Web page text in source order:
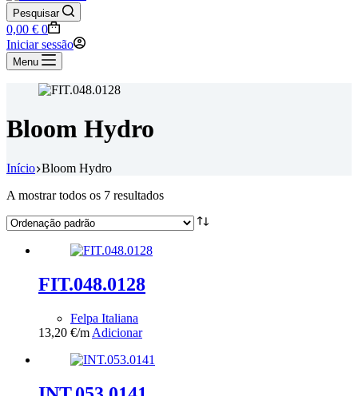
Pesquisar
Carrinho
de
compras
0,00 € 0
Iniciar sessão
Menu
Bloom Hydro
Início Bloom Hydro
A mostrar todos os 7 resultados
FIT.048.0128
Felpa Italiana
13,20 €/m Adicionar